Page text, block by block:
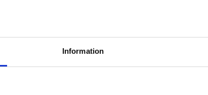
Information